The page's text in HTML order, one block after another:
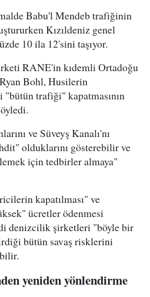
Babu'l Mendeb trafiğinin
Kızıldeniz genel
10 ila 12'sini taşıyor.
RANE'in kıdemli Ortadoğu
Bohl, Husilerin
trafiği" kapatmasının
ve Süveyş Kanalı'nı
olduklarını gösterebilir ve
için tedbirler almaya"
kapatılması" ve
ücretler ödenmesi
denizcilik şirketleri "böyle bir
bütün savaş risklerini
yeniden yönlendirme